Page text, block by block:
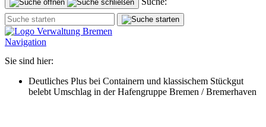
Navigation
Sie sind hier:
Deutliches Plus bei Containern und klassischem Stückgut
belebt Umschlag in der Hafengruppe Bremen / Bremerhaven